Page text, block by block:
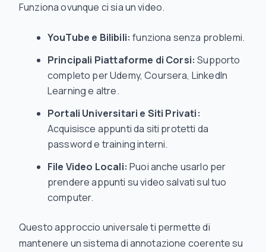
Funziona ovunque ci sia un video.
YouTube e Bilibili: funziona senza problemi.
Principali Piattaforme di Corsi: Supporto
completo per Udemy, Coursera, LinkedIn
Learning e altre.
Portali Universitari e Siti Privati:
Acquisisce appunti da siti protetti da
password e training interni.
File Video Locali: Puoi anche usarlo per
prendere appunti su video salvati sul tuo
computer.
Questo approccio universale ti permette di
mantenere un sistema di annotazione coerente su